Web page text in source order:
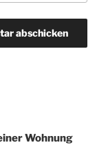
Wohnung